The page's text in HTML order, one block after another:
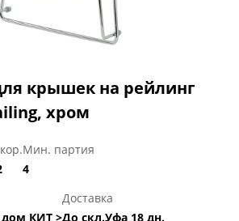
крышек на рейлинг
хром
Мин. партия
4
дом КИТ >
Доставка
До скл.Уфа 18 дн.